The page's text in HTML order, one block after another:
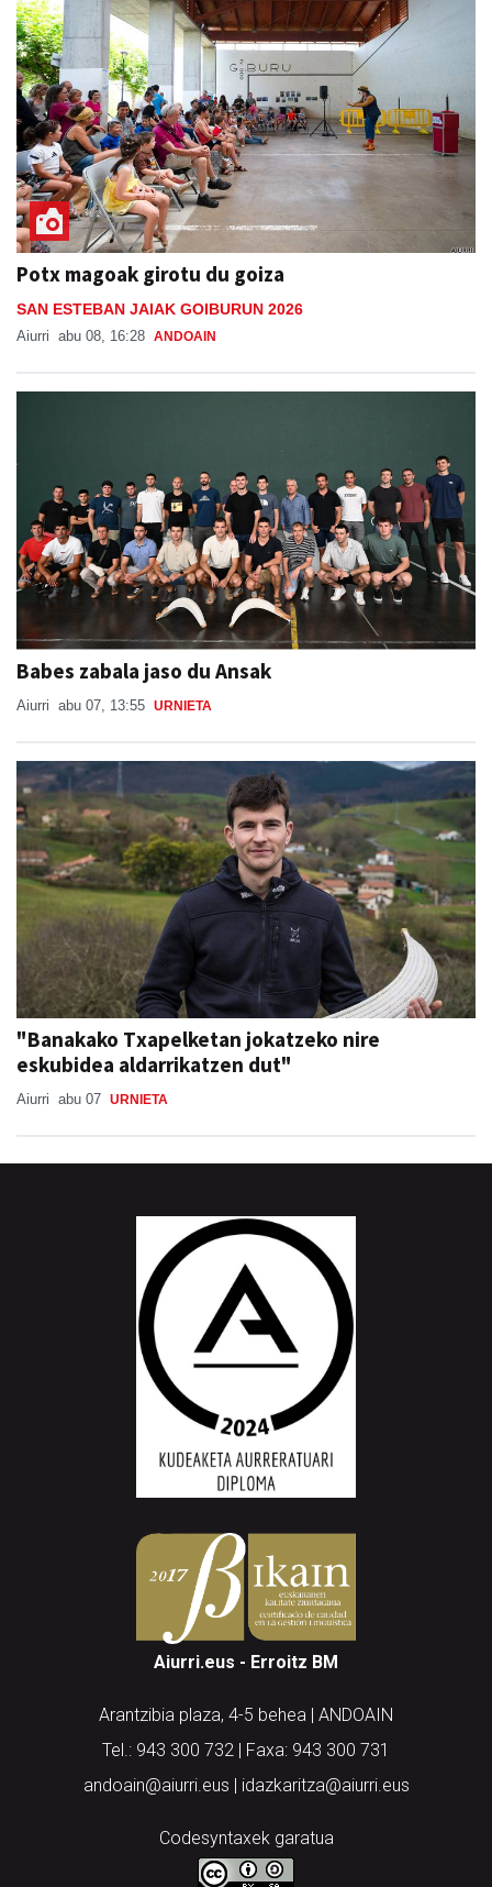
Potx magoak girotu du goiza
SAN ESTEBAN JAIAK GOIBURUN 2026
Aiurri abu 08, 16:28 ANDOAIN
Babes zabala jaso du Ansak
Aiurri abu 07, 13:55 URNIETA
"Banakako Txapelketan jokatzeko nire
eskubidea aldarrikatzen dut"
Aiurri abu 07 URNIETA
Aiurri.eus - Erroitz BM
Arantzibia plaza, 4-5 behea | ANDOAIN
Tel.: 943 300 732 | Faxa: 943 300 731
andoain@aiurri.eus | idazkaritza@aiurri.eus
Codesyntaxek garatua